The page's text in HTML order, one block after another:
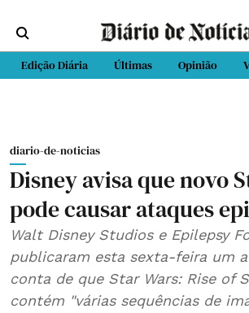
Edição Diária Últimas Opinião
diario-de-noticias
Disney avisa que novo
pode causar ataques
Walt Disney Studios e Epilepsy
publicaram esta sexta-feira um
conta de que Star Wars: Rise of
contém "várias sequências de